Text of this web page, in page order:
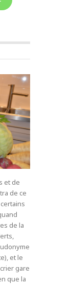
et de
de ce
de la
et le
gare
que la